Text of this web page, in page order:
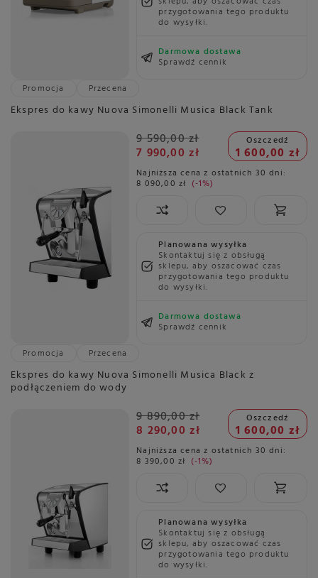
przygotowania tego produktu
do wysyłki.
Darmowa dostawa
Sprawdź cennik
Promocja
Przecena
Ekspres do kawy Nuova Simonelli Musica Black Tank
9 590,00 zł
7 990,00 zł
Oszczedź
1 600,00 zł
Najniższa cena z ostatnich 30 dni:
8 090,00 zł -1%
Planowana wysyłka
Skontaktuj się z obsługą
sklepu, aby oszacować czas
przygotowania tego produktu
do wysyłki.
Darmowa dostawa
Sprawdź cennik
Promocja
Przecena
Ekspres do kawy Nuova Simonelli Musica Black z
podłączeniem do wody
9 890,00 zł
8 290,00 zł
Oszczedź
1 600,00 zł
Najniższa cena z ostatnich 30 dni:
8 390,00 zł -1%
Planowana wysyłka
Skontaktuj się z obsługą
sklepu, aby oszacować czas
przygotowania tego produktu
do wysyłki.